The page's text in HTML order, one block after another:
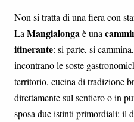
Non si tratta di una fiera con
La Mangialonga è una
itinerante: si parte, si
incontrano le soste
territorio, cucina di tradizione
direttamente sul sentiero o in
sposa due istinti primordiali: il